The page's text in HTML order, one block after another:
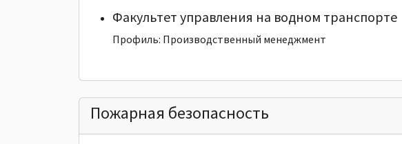
Факультет управления на водном транспорте
Профиль: Производственный менеджмент
Пожарная безопасность